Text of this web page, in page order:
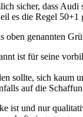
sicher, dass
es die Regel
genannten
ist für seine
sollte, sich kaum
auf die
ist und nur